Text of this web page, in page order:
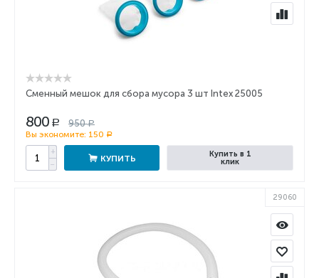
Сменный мешок для сбора мусора 3 шт Intex 25005
800 Р 950 Р
Вы экономите: 150 Р
+
−
КУПИТЬ
Купить в 1
клик
29060